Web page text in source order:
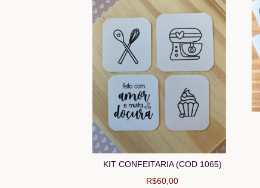
KIT CONFEITARIA (COD 1065)
R$60,00